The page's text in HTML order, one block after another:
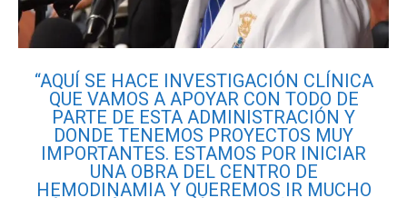
“AQUÍ SE HACE INVESTIGACIÓN CLÍNICA
QUE VAMOS A APOYAR CON TODO DE
PARTE DE ESTA ADMINISTRACIÓN Y
DONDE TENEMOS PROYECTOS MUY
IMPORTANTES. ESTAMOS POR INICIAR
UNA OBRA DEL CENTRO DE
HEMODINAMIA Y QUEREMOS IR MUCHO